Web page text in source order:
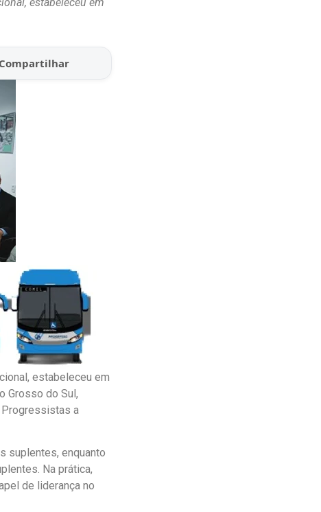
Compartilhar
estabeleceu em
Grosso do Sul,
Progressistas a
suplentes, enquanto
Na prática,
de liderança no